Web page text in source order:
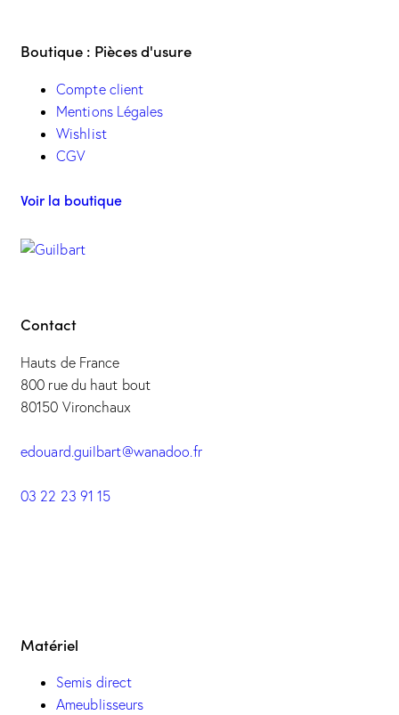
Boutique : Pièces d'usure
Compte client
Mentions Légales
Wishlist
CGV
Voir la boutique
Contact
Hauts de France
800 rue du haut bout
80150 Vironchaux
edouard.guilbart@wanadoo.fr
03 22 23 91 15
Matériel
Semis direct
Ameublisseurs